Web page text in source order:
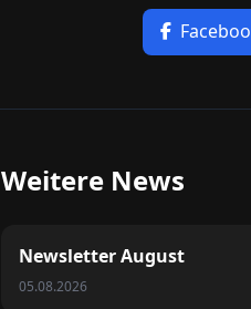
Weitere News
Newsletter August
05.08.2026